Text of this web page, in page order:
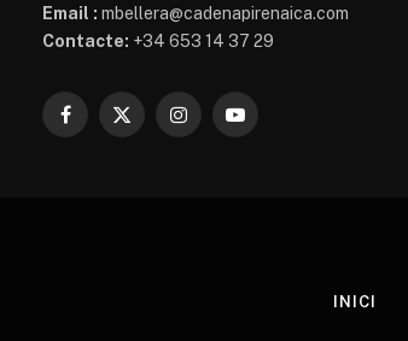
Email : mbellera@cadenapirenaica.com
Contacte: +34 653 14 37 29
Facebook
X
InstagramYouTube
INICI